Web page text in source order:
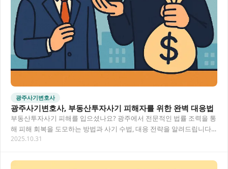
광주사기변호사
광주사기변호사, 부동산투자사기 피해자를 위한 완벽 대응법
부동산투자사기 피해를 입으셨나요? 광주에서 전문적인 법률 조력을 통
해 피해 회복을 도모하는 방법과 사기 수법, 대응 전략을 알려드립니다.
사기 피해액 회복부터 형사 고소까지, 경험…
2025.10.31